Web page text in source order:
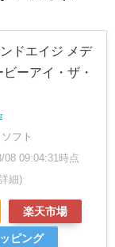
ドエイジ メデ
ーアイ・ザ・
フト
08 09:04:31時点
細)
楽天市場
ピング